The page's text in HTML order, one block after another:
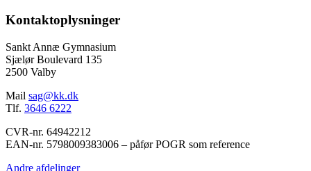
Kontaktoplysninger
Sankt Annæ Gymnasium
Sjælør Boulevard 135
2500 Valby
Mail sag@kk.dk
Tlf. 3646 6222
CVR-nr. 64942212
EAN-nr. 5798009383006 – påfør POGR som reference
Andre afdelinger